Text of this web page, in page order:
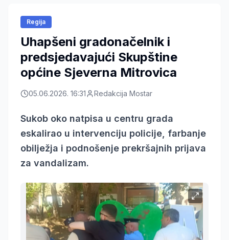
Regija
Uhapšeni gradonačelnik i
predsjedavajući Skupštine
općine Sjeverna Mitrovica
05.06.2026. 16:31 Redakcija Mostar
Sukob oko natpisa u centru grada
eskalirao u intervenciju policije, farbanje
obilježja i podnošenje prekršajnih prijava
za vandalizam.